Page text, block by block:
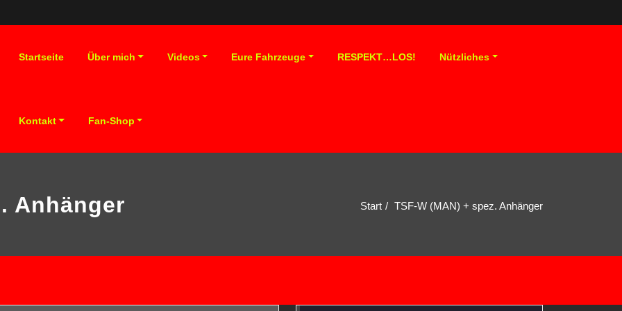
Startseite Über mich Videos Eure Fahrzeuge RESPEKT…LOS! Nützliches
Kontakt Fan-Shop
Anhänger Start TSF-W (MAN) + spez. Anhänger